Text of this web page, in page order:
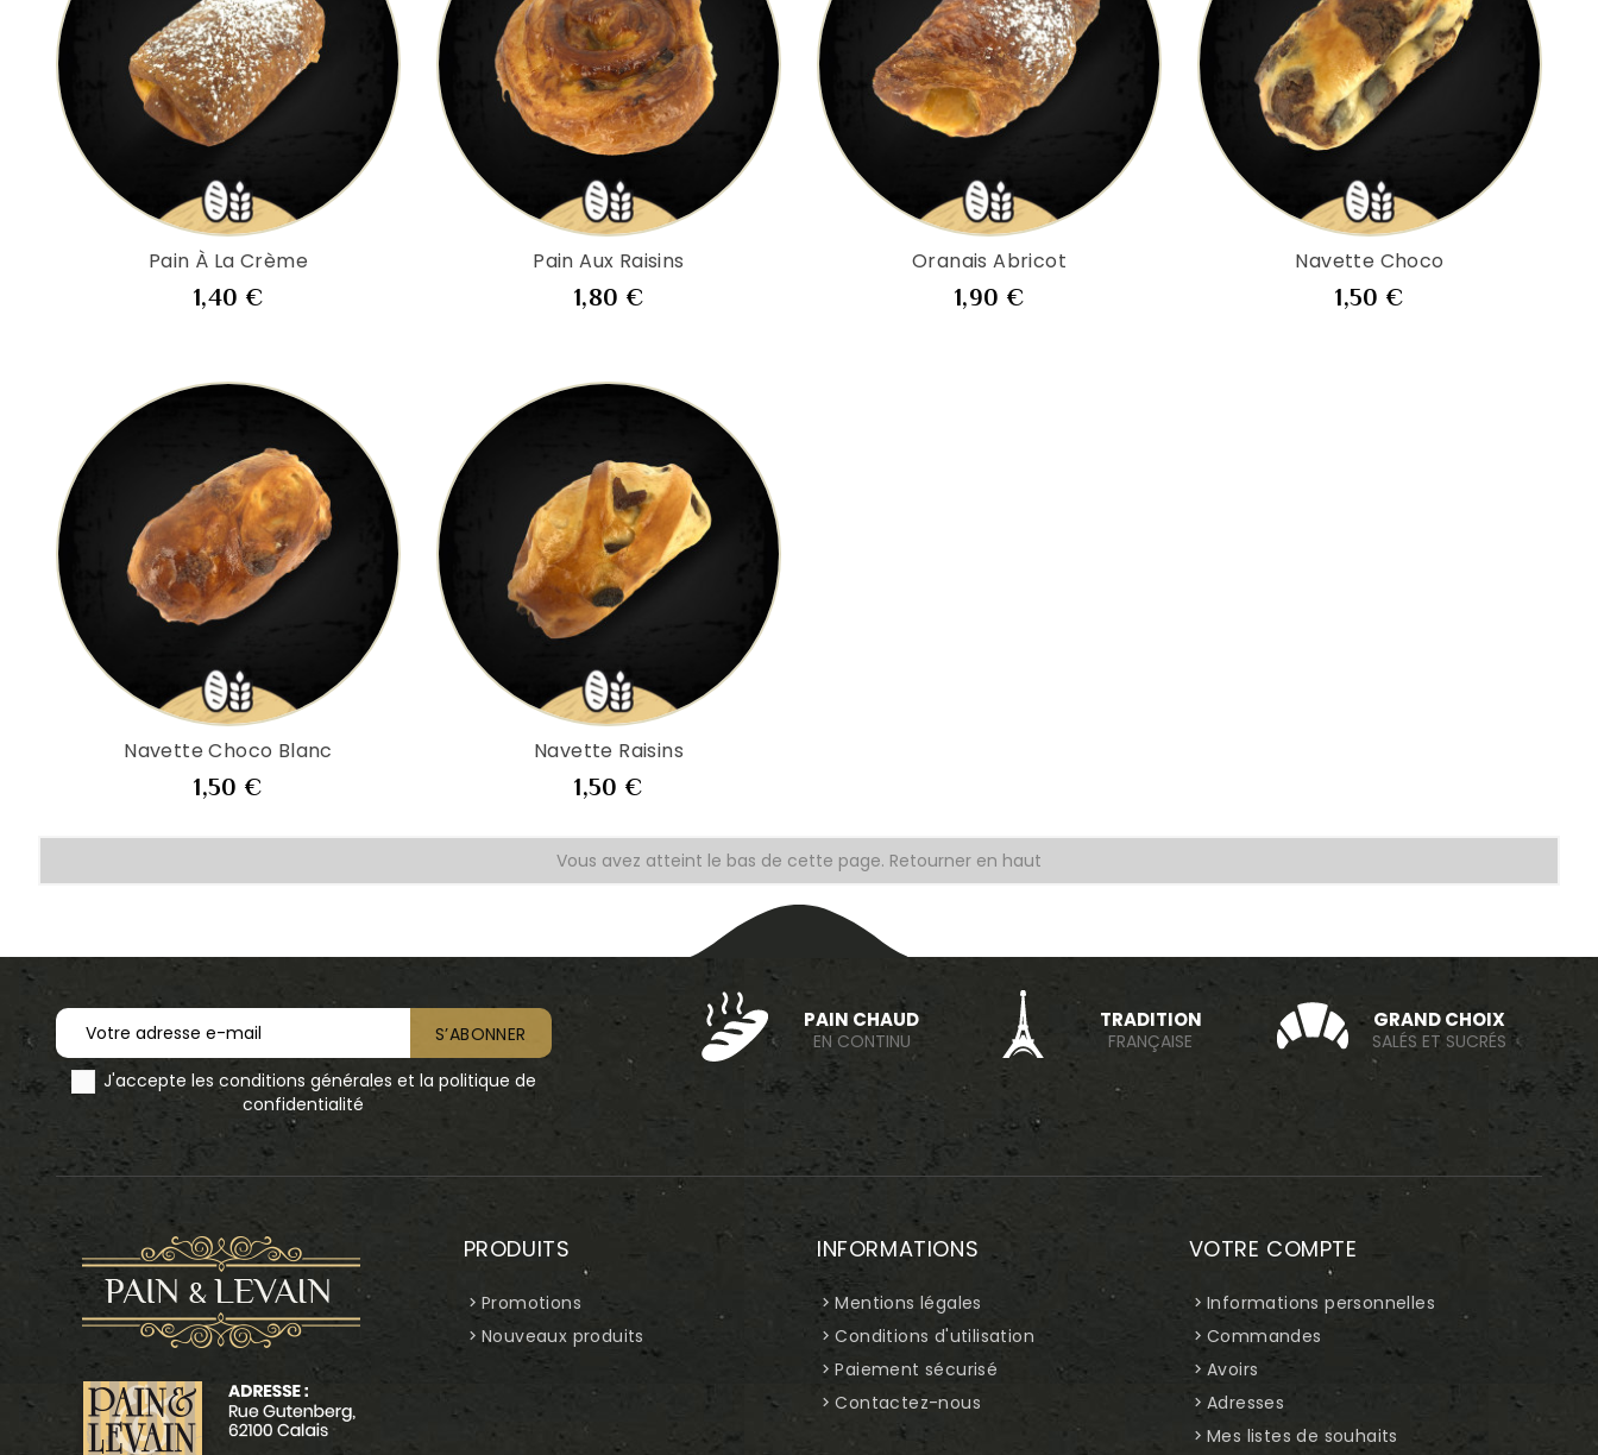
Pain À La Crème
1,40 €Prix
Pain Aux Raisins
1,80 €Prix
Oranais Abricot
1,90 €Prix
Navette Choco
1,50 €Prix
Navette Choco Blanc
1,50 €Prix
Navette Raisins
1,50 €Prix
Vous avez atteint le bas de cette page. Retourner en haut
J'accepte les conditions générales et la politique de
confidentialité
PAIN CHAUD
EN CONTINU
TRADITION
FRANÇAISE
GRAND CHOIX
SALÉS ET SUCRÉS
PRODUITS
Promotions
Nouveaux produits
INFORMATIONS
Mentions légales
Conditions d'utilisation
Paiement sécurisé
Contactez-nous
VOTRE COMPTE
Informations personnelles
Commandes
Avoirs
Adresses
Mes listes de souhaits